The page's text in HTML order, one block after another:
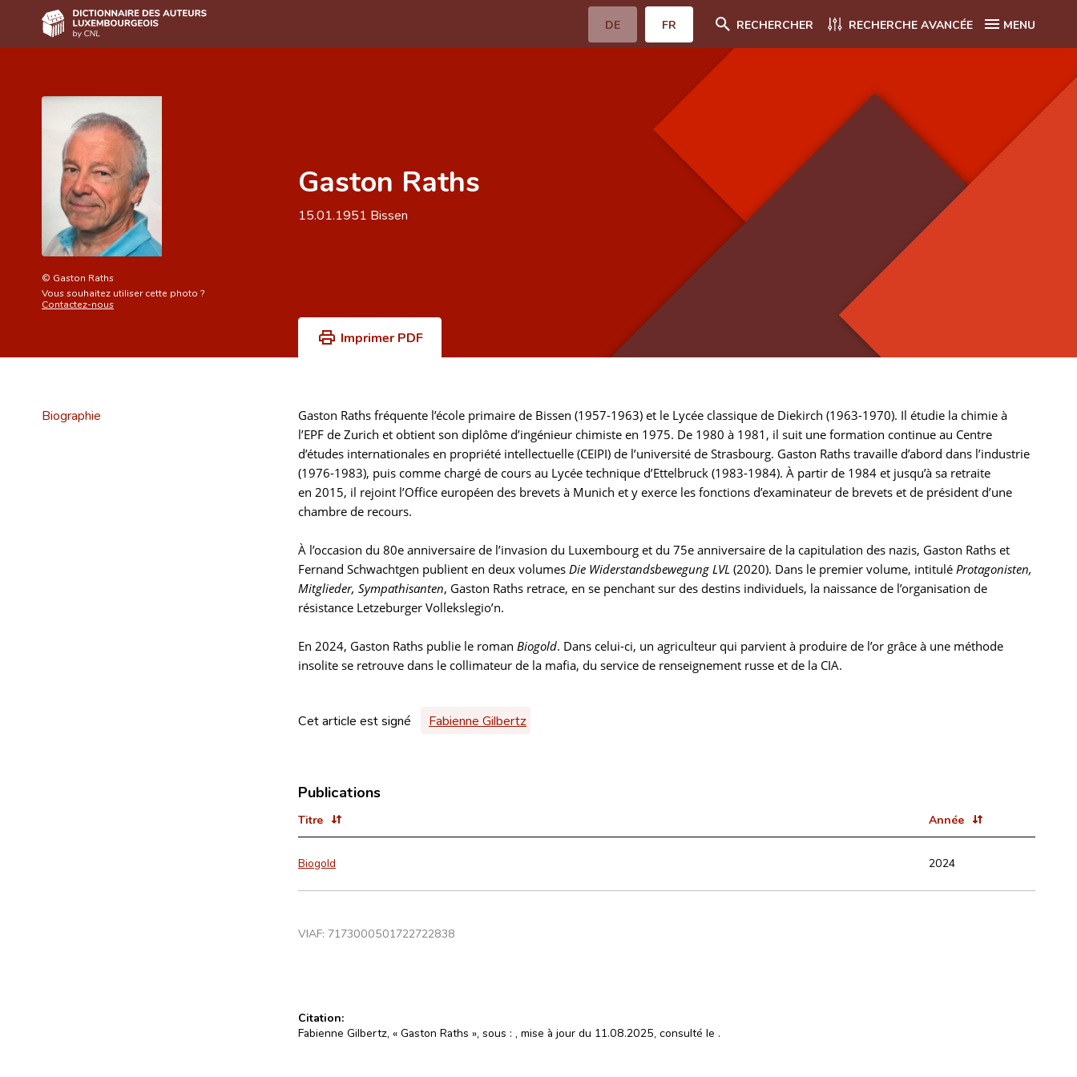
DE FR RECHERCHER RECHERCHE AVANCÉE MENU
Auteur(e)s A-Z
Recherche avancée
Foire aux questions
CNL
Équipe scientifique
Contact
© Gaston Raths
Vous souhaitez utiliser cette photo ?
Contactez-nous
Gaston Raths
15.01.1951 Bissen
Imprimer PDF
Biographie
Gaston Raths fréquente l’école primaire de Bissen (1957-1963) et le Lycée classique de Diekirch (1963-1970). Il étudie la chimie à
l’EPF de Zurich et obtient son diplôme d’ingénieur chimiste en 1975. De 1980 à 1981, il suit une formation continue au Centre
d’études internationales en propriété intellectuelle (CEIPI) de l’université de Strasbourg. Gaston Raths travaille d’abord dans l’industrie
(1976-1983), puis comme chargé de cours au Lycée technique d’Ettelbruck (1983-1984). À partir de 1984 et jusqu’à sa retraite
en 2015, il rejoint l’Office européen des brevets à Munich et y exerce les fonctions d’examinateur de brevets et de président d’une
chambre de recours.
À l’occasion du 80e anniversaire de l’invasion du Luxembourg et du 75e anniversaire de la capitulation des nazis, Gaston Raths et
Fernand Schwachtgen publient en deux volumes Die Widerstandsbewegung LVL (2020). Dans le premier volume, intitulé Protagonisten,
Mitglieder, Sympathisanten, Gaston Raths retrace, en se penchant sur des destins individuels, la naissance de l’organisation de
résistance Letzeburger Vollekslegioʼn.
En 2024, Gaston Raths publie le roman Biogold. Dans celui-ci, un agriculteur qui parvient à produire de l’or grâce à une méthode
insolite se retrouve dans le collimateur de la mafia, du service de renseignement russe et de la CIA.
Cet article est signé Fabienne Gilbertz
Publications
Titre Année
Biogold 2024
VIAF: 7173000501722722838
Citation:
Fabienne Gilbertz, « Gaston Raths », sous : , mise à jour du 11.08.2025, consulté le .